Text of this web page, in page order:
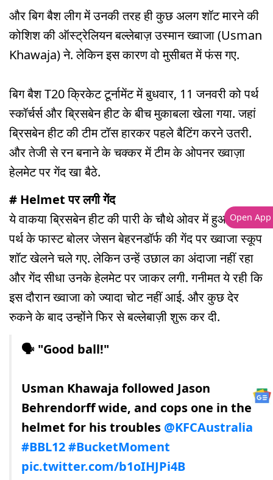
और बिग बैश लीग में उनकी तरह ही कुछ अलग शॉट मारने की
कोशिश की ऑस्ट्रेलियन बल्लेबाज़ उस्मान ख्वाजा (Usman
Khawaja) ने. लेकिन इस कारण वो मुसीबत में फंस गए.
बिग बैश T20 क्रिकेट टूर्नामेंट में बुधवार, 11 जनवरी को पर्थ
स्कॉर्चर्स और ब्रिसबेन हीट के बीच मुकाबला खेला गया. जहां
ब्रिसबेन हीट की टीम टॉस हारकर पहले बैटिंग करने उतरी.
और तेजी से रन बनाने के चक्कर में टीम के ओपनर ख्वाज़ा
हेलमेट पर गेंद खा बैठे.
# Helmet पर लगी गेंद
ये वाकया ब्रिसबेन हीट की पारी के चौथे ओवर में हुआ. जब
पर्थ के फास्ट बोलर जेसन बेहरनडॉर्फ की गेंद पर ख्वाजा स्कूप
शॉट खेलने चले गए. लेकिन उन्हें उछाल का अंदाजा नहीं रहा
और गेंद सीधा उनके हेलमेट पर जाकर लगी. गनीमत ये रही कि
इस दौरान ख्वाजा को ज्यादा चोट नहीं आई. और कुछ देर
रुकने के बाद उन्होंने फिर से बल्लेबाज़ी शुरू कर दी.
🗣 "Good ball!"
Usman Khawaja followed Jason
Behrendorff wide, and cops one in the
helmet for his troubles @KFCAustralia
#BBL12#BucketMoment
pic.twitter.com/b1oIHJPi4B
Open App